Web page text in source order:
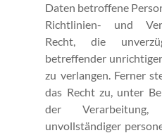
Daten betroffene
Richtlinien- und
Recht, die
betreffender
zu verlangen. Ferner
das Recht zu, unter
der Verarbeitung,
unvollständiger